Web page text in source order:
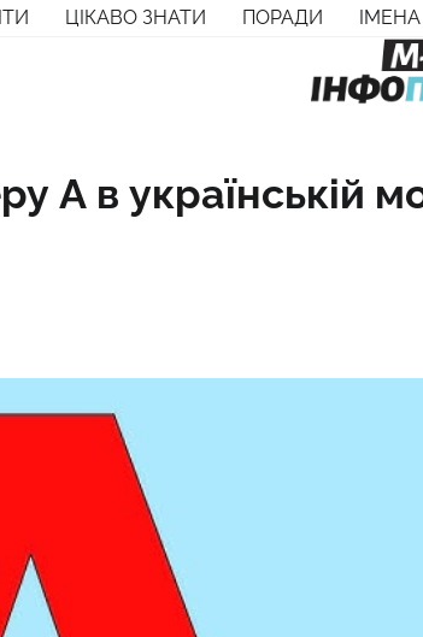
ЦІКАВО ЗНАТИ ПОРАДИ ІМЕНА
А в українській